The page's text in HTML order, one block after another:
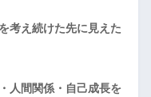
考え続けた先に見えた
人間関係・自己成長を